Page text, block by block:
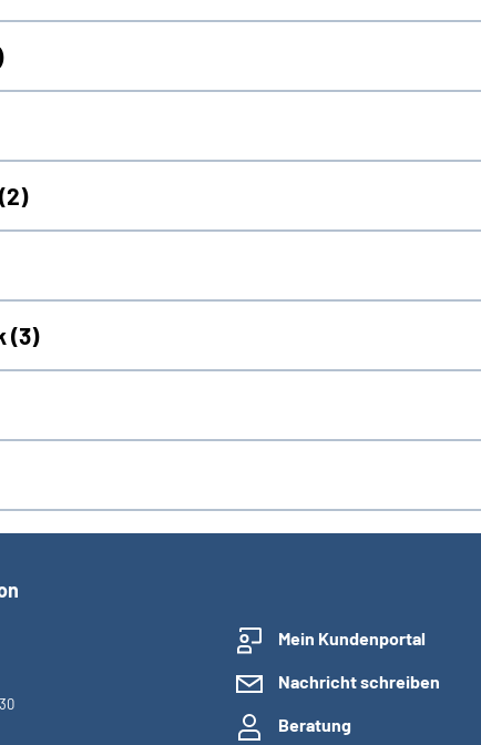
2)
(3)
Mein Kundenportal
Nachricht schreiben
Beratung